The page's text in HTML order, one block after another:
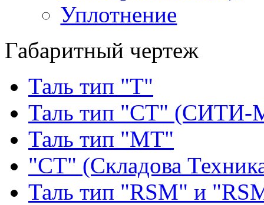
Уплотнение
Габаритный чертеж
Таль тип "Т"
Таль тип "СТ" (СИТИ-
Таль тип "МТ"
"СТ" (Складова
Таль тип "RSМ" и